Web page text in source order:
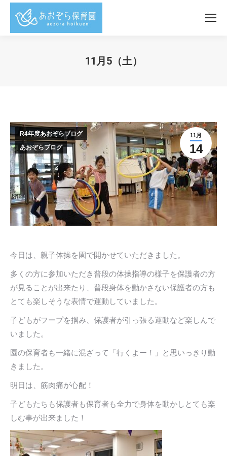
11月5（土）
11月
14
R4年度あおぞらブログ
あおぞらブログ
今日は、親子体操を園で開かせていただきました。
多くの方に参加いただき普段の体操指導の様子を保護者の方
が見ることが出来たり、普段身体を動かさない保護者の方も
とても楽しそうな表情で運動していました。
子どもがフープを掴み、保護者が引っ張る運動など楽しんで
いました。
園の保育者も一緒に混ざって「行くよー！」と思いっきり動
きました。
明日は、筋肉痛が心配！
子どもたちも保護者も保育者も全力で身体を動かしとても楽
しむ事が出来ました！